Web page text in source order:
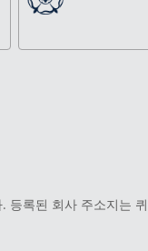
등록된 회사 주소지는